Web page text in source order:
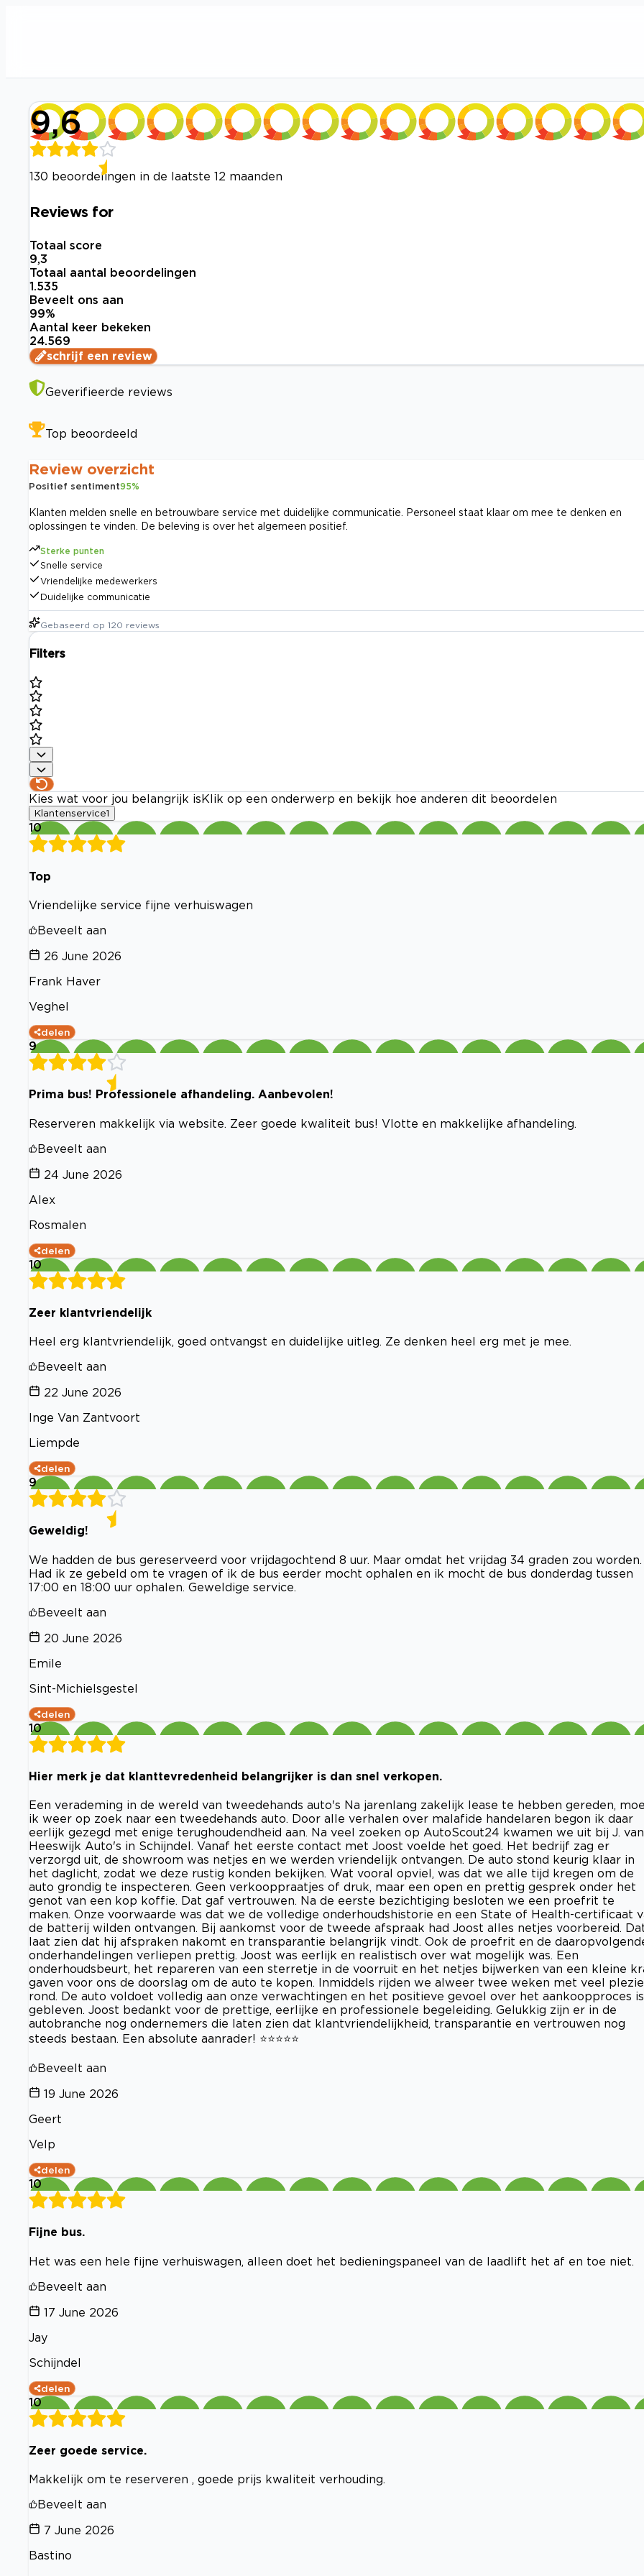
9,6
130 beoordelingen in de laatste 12 maanden
Reviews for
Totaal score
9,3
Totaal aantal beoordelingen
1.535
Beveelt ons aan
99%
Aantal keer bekeken
24.569
schrijf een review
Geverifieerde reviews
Top beoordeeld
Review overzicht
Positief sentiment95%
Klanten melden snelle en betrouwbare service met duidelijke communicatie. Personeel staat klaar om mee te denken en
oplossingen te vinden. De beleving is over het algemeen positief.
Sterke punten
Snelle service
Vriendelijke medewerkers
Duidelijke communicatie
Gebaseerd op 120 reviews
Filters
Kies wat voor jou belangrijk is Klik op een onderwerp en bekijk hoe anderen dit beoordelen
Klantenservice1
10
Top
Vriendelijke service fijne verhuiswagen
Beveelt aan
26 June 2026
Frank Haver
Veghel
delen
9
Prima bus! Professionele afhandeling. Aanbevolen!
Reserveren makkelijk via website. Zeer goede kwaliteit bus! Vlotte en makkelijke afhandeling.
Beveelt aan
24 June 2026
Alex
Rosmalen
delen
10
Zeer klantvriendelijk
Heel erg klantvriendelijk, goed ontvangst en duidelijke uitleg. Ze denken heel erg met je mee.
Beveelt aan
22 June 2026
Inge Van Zantvoort
Liempde
delen
9
Geweldig!
We hadden de bus gereserveerd voor vrijdagochtend 8 uur. Maar omdat het vrijdag 34 graden zou worden.
Had ik ze gebeld om te vragen of ik de bus eerder mocht ophalen en ik mocht de bus donderdag tussen
17:00 en 18:00 uur ophalen. Geweldige service.
Beveelt aan
20 June 2026
Emile
Sint-Michielsgestel
delen
10
Hier merk je dat klanttevredenheid belangrijker is dan snel verkopen.
Een verademing in de wereld van tweedehands auto's Na jarenlang zakelijk lease te hebben gereden,
ik weer op zoek naar een tweedehands auto. Door alle verhalen over malafide handelaren begon ik daar
eerlijk gezegd met enige terughoudendheid aan. Na veel zoeken op AutoScout24 kwamen we uit bij J. van
Heeswijk Auto's in Schijndel. Vanaf het eerste contact met Joost voelde het goed. Het bedrijf zag er
verzorgd uit, de showroom was netjes en we werden vriendelijk ontvangen. De auto stond keurig klaar in
het daglicht, zodat we deze rustig konden bekijken. Wat vooral opviel, was dat we alle tijd kregen om de
auto grondig te inspecteren. Geen verkooppraatjes of druk, maar een open en prettig gesprek onder het
genot van een kop koffie. Dat gaf vertrouwen. Na de eerste bezichtiging besloten we een proefrit te
maken. Onze voorwaarde was dat we de volledige onderhoudshistorie en een State of Health-certificaat
de batterij wilden ontvangen. Bij aankomst voor de tweede afspraak had Joost alles netjes voorbereid.
laat zien dat hij afspraken nakomt en transparantie belangrijk vindt. Ook de proefrit en de
onderhandelingen verliepen prettig. Joost was eerlijk en realistisch over wat mogelijk was. Een
onderhoudsbeurt, het repareren van een sterretje in de voorruit en het netjes bijwerken van een kleine
gaven voor ons de doorslag om de auto te kopen. Inmiddels rijden we alweer twee weken met veel
rond. De auto voldoet volledig aan onze verwachtingen en het positieve gevoel over het aankoopproces is
gebleven. Joost bedankt voor de prettige, eerlijke en professionele begeleiding. Gelukkig zijn er in de
autobranche nog ondernemers die laten zien dat klantvriendelijkheid, transparantie en vertrouwen nog
steeds bestaan. Een absolute aanrader! ⭐⭐⭐⭐⭐
Beveelt aan
19 June 2026
Geert
Velp
delen
10
Fijne bus.
Het was een hele fijne verhuiswagen, alleen doet het bedieningspaneel van de laadlift het af en toe niet.
Beveelt aan
17 June 2026
Jay
Schijndel
delen
10
Zeer goede service.
Makkelijk om te reserveren , goede prijs kwaliteit verhouding.
Beveelt aan
7 June 2026
Bastino